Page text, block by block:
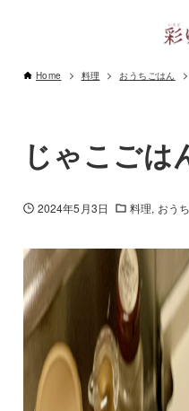
Home 料理 おうちごはん
じゃこごは
2024年5月3日 料理 おう